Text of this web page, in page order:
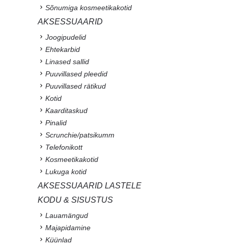
Sõnumiga kosmeetikakotid
AKSESSUAARID
Joogipudelid
Ehtekarbid
Linased sallid
Puuvillased pleedid
Puuvillased rätikud
Kotid
Kaarditaskud
Pinalid
Scrunchie/patsikumm
Telefonikott
Kosmeetikakotid
Lukuga kotid
AKSESSUAARID LASTELE
KODU & SISUSTUS
Lauamängud
Majapidamine
Küünlad